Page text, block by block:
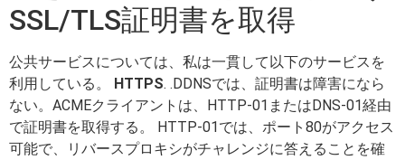
SSL/TLS証明書を取得
公共サービスについては、私は一貫して以下のサービスを
利用している。 HTTPS. .DDNSでは、証明書は障害になら
ない。ACMEクライアントは、HTTP-01またはDNS-01経由
で証明書を取得する。 HTTP-01では、ポート80がアクセス
可能で、リバースプロキシがチャレンジに答えることを確